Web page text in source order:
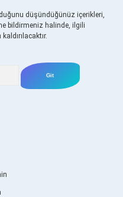
düşündüğünüz içerikleri,
bildirmeniz halinde, ilgili